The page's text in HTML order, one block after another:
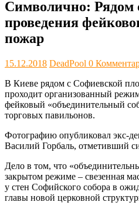
Символично: Рядом
проведения
пожар
15.12.2018 DeadPool 0
В Киеве рядом с Софиевской
проходит организованный
фейковый «объединительный
торговых павильонов.
Фотографию опубликовал экс-
Василий Горбаль, отметивший
Дело в том, что
закрытом режиме – свезенная
у стен Софийского собора в
главы новой церковной